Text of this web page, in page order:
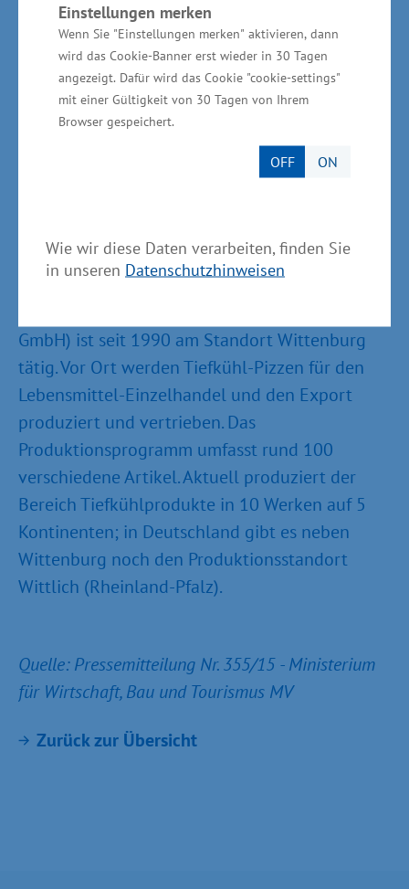
Einstellungen merken
Wenn Sie "Einstellungen merken" aktivieren, dann
wird das Cookie-Banner erst wieder in 30 Tagen
angezeigt. Dafür wird das Cookie "cookie-settings"
mit einer Gültigkeit von 30 Tagen von Ihrem
Browser gespeichert.
OFF ON
Wie wir diese Daten verarbeiten, finden Sie
in unseren Datenschutzhinweisen
Mischung aus traditionellen Unternehmen und
Global Playern ist Teil des Erfolges der
Ernährungswirtschaft bei uns im Land", sagte
Glawe.
Informationen zum Unternehmen Dr. Oetker
Die Dr. Oetker Tiefkühlprodukte GmbH
GmbH) ist seit 1990 am Standort Wittenburg
tätig. Vor Ort werden Tiefkühl-Pizzen für den
Lebensmittel-Einzelhandel und den Export
produziert und vertrieben. Das
Produktionsprogramm umfasst rund 100
verschiedene Artikel. Aktuell produziert der
Bereich Tiefkühlprodukte in 10 Werken auf 5
Kontinenten; in Deutschland gibt es neben
Wittenburg noch den Produktionsstandort
Wittlich (Rheinland-Pfalz).
Quelle: Pressemitteilung Nr. 355/15 - Ministerium
für Wirtschaft, Bau und Tourismus MV
Zurück zur Übersicht